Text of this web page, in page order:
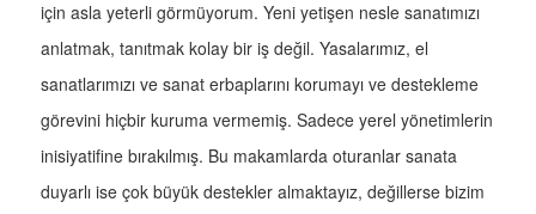
için asla yeterli görmüyorum. Yeni yetişen nesle sanatımızı
anlatmak, tanıtmak kolay bir iş değil. Yasalarımız, el
sanatlarımızı ve sanat erbaplarını korumayı ve destekleme
görevini hiçbir kuruma vermemiş. Sadece yerel yönetimlerin
inisiyatifine bırakılmış. Bu makamlarda oturanlar sanata
duyarlı ise çok büyük destekler almaktayız, değillerse bizim